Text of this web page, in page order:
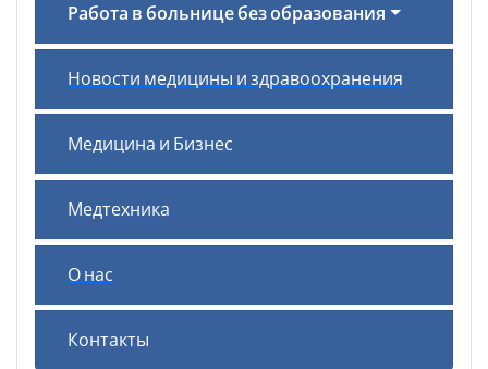
Работа в больнице без образования
Новости медицины и здравоохранения
Медицина и Бизнес
Медтехника
О нас
Контакты